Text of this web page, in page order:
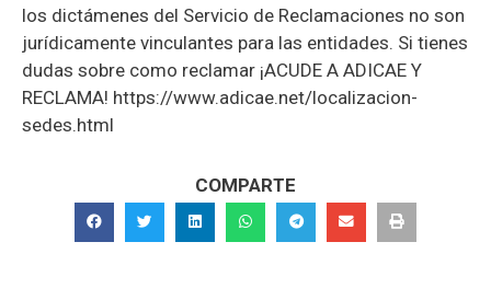
los dictámenes del Servicio de Reclamaciones no son
jurídicamente vinculantes para las entidades. Si tienes
dudas sobre como reclamar ¡ACUDE A ADICAE Y
RECLAMA! https://www.adicae.net/localizacion-
sedes.html
COMPARTE